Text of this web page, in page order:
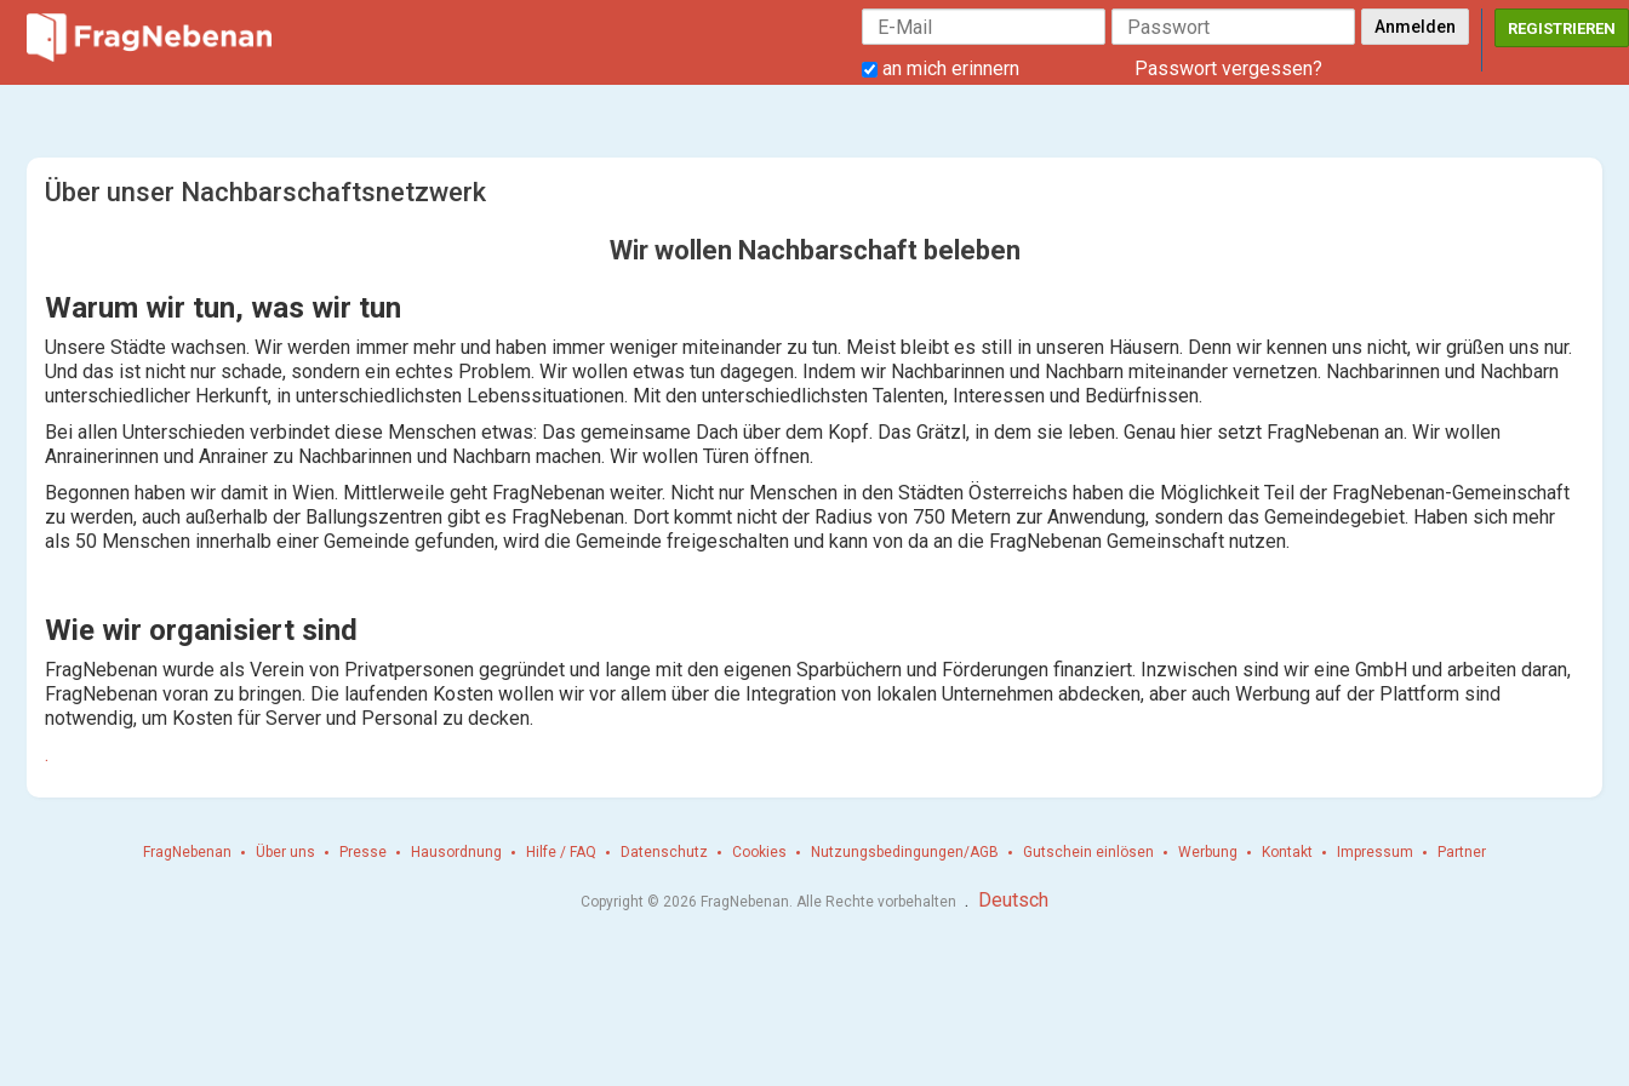
an mich erinnern Passwort vergessen?
REGISTRIEREN
Über unser Nachbarschaftsnetzwerk
Wir wollen Nachbarschaft beleben
Warum wir tun, was wir tun
Unsere Städte wachsen. Wir werden immer mehr und haben immer weniger miteinander zu tun. Meist bleibt es still in unseren Häusern. Denn wir kennen uns nicht, wir grüßen uns nur.
Und das ist nicht nur schade, sondern ein echtes Problem. Wir wollen etwas tun dagegen. Indem wir Nachbarinnen und Nachbarn miteinander vernetzen. Nachbarinnen und Nachbarn
unterschiedlicher Herkunft, in unterschiedlichsten Lebenssituationen. Mit den unterschiedlichsten Talenten, Interessen und Bedürfnissen.
Bei allen Unterschieden verbindet diese Menschen etwas: Das gemeinsame Dach über dem Kopf. Das Grätzl, in dem sie leben. Genau hier setzt FragNebenan an. Wir wollen
Anrainerinnen und Anrainer zu Nachbarinnen und Nachbarn machen. Wir wollen Türen öffnen.
Begonnen haben wir damit in Wien. Mittlerweile geht FragNebenan weiter. Nicht nur Menschen in den Städten Österreichs haben die Möglichkeit Teil der FragNebenan-Gemeinschaft
zu werden, auch außerhalb der Ballungszentren gibt es FragNebenan. Dort kommt nicht der Radius von 750 Metern zur Anwendung, sondern das Gemeindegebiet. Haben sich mehr
als 50 Menschen innerhalb einer Gemeinde gefunden, wird die Gemeinde freigeschalten und kann von da an die FragNebenan Gemeinschaft nutzen.
Wie wir organisiert sind
FragNebenan wurde als Verein von Privatpersonen gegründet und lange mit den eigenen Sparbüchern und Förderungen finanziert. Inzwischen sind wir eine GmbH und arbeiten daran,
FragNebenan voran zu bringen. Die laufenden Kosten wollen wir vor allem über die Integration von lokalen Unternehmen abdecken, aber auch Werbung auf der Plattform sind
notwendig, um Kosten für Server und Personal zu decken.
.
FragNebenan Über uns Presse Hausordnung Hilfe / FAQ Datenschutz Cookies Nutzungsbedingungen/AGB Gutschein einlösen Werbung Kontakt Impressum Partner
Copyright © 2026 FragNebenan. Alle Rechte vorbehalten . Deutsch